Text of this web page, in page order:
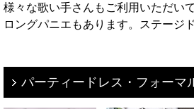
様々な歌い手さんもご利用いただい
ロングパニエもあります。ステージ
パーティードレス・フォーマ